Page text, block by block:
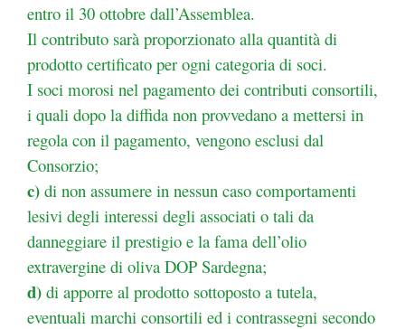
entro il 30 ottobre dall’Assemblea.
Il contributo sarà proporzionato alla quantità di
prodotto certificato per ogni categoria di soci.
I soci morosi nel pagamento dei contributi consortili,
i quali dopo la diffida non provvedano a mettersi in
regola con il pagamento, vengono esclusi dal
Consorzio;
c) di non assumere in nessun caso comportamenti
lesivi degli interessi degli associati o tali da
danneggiare il prestigio e la fama dell’olio
extravergine di oliva DOP Sardegna;
d) di apporre al prodotto sottoposto a tutela,
eventuali marchi consortili ed i contrassegni secondo